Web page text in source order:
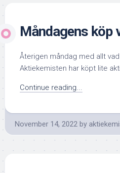
Måndagens köp
Återigen måndag med allt
Aktiekemisten har köpt lite
Continue reading...
November 14, 2022 by